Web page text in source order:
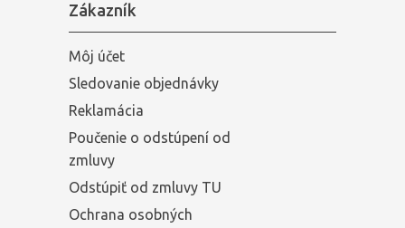
Zákazník
Môj účet
Sledovanie objednávky
Reklamácia
Poučenie o odstúpení od
zmluvy
Odstúpiť od zmluvy TU
Ochrana osobných